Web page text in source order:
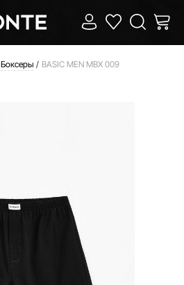
Боксеры BASIC MEN MBX 009